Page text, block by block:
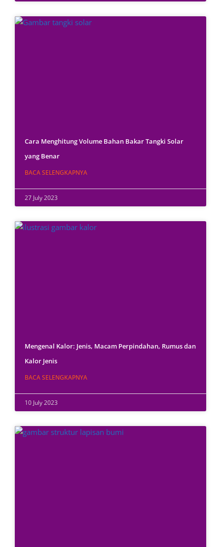
Cara Menghitung Volume Bahan Bakar Tangki Solar
yang Benar
BACA SELENGKAPNYA
27 July 2023
Mengenal Kalor: Jenis, Macam Perpindahan, Rumus dan
Kalor Jenis
BACA SELENGKAPNYA
10 July 2023